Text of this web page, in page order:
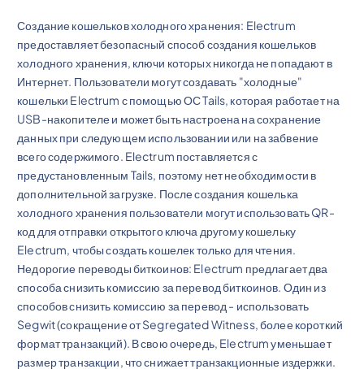
Создание кошельков холодного хранения: Electrum
предоставляет безопасный способ создания кошельков
холодного хранения, ключи которых никогда не попадают в
Интернет. Пользователи могут создавать "холодные"
кошельки Electrum с помощью ОС Tails, которая работает на
USB-накопителе и может быть настроена на сохранение
данных при следующем использовании или на забвение
всего содержимого. Electrum поставляется с
предустановленным Tails, поэтому нет необходимости в
дополнительной загрузке. После создания кошелька
холодного хранения пользователи могут использовать QR-
код для отправки открытого ключа другому кошельку
Electrum, чтобы создать кошелек только для чтения.
Недорогие переводы биткоинов: Electrum предлагает два
способа снизить комиссию за перевод биткоинов. Один из
способов снизить комиссию за перевод - использовать
Segwit (сокращение от Segregated Witness, более короткий
формат транзакций). В свою очередь, Electrum уменьшает
размер транзакции, что снижает транзакционные издержки.